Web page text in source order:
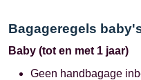
Bagageregels
Baby (tot en met 1 jaar)
Geen handbagage